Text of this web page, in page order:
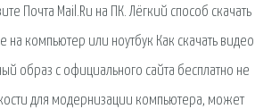
Почта Mail.Ru на ПК. Лёгкий способ скачать
на компьютер или ноутбук Как скачать видео
образ с официального сайта бесплатно не
для модернизации компьютера, может